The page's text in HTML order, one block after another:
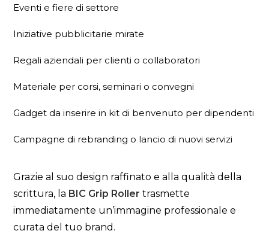
Eventi e fiere di settore
Iniziative pubblicitarie mirate
Regali aziendali per clienti o collaboratori
Materiale per corsi, seminari o convegni
Gadget da inserire in kit di benvenuto per dipendenti
Campagne di rebranding o lancio di nuovi servizi
Grazie al suo design raffinato e alla qualità della
scrittura, la BIC Grip Roller trasmette
immediatamente un’immagine professionale e
curata del tuo brand.